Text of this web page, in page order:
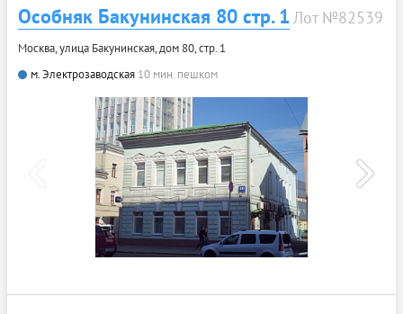
Особняк Бакунинская 80 стр. 1 Лот №82539
Москва, улица Бакунинская, дом 80, стр. 1
м. Электрозаводская 10 мин. пешком